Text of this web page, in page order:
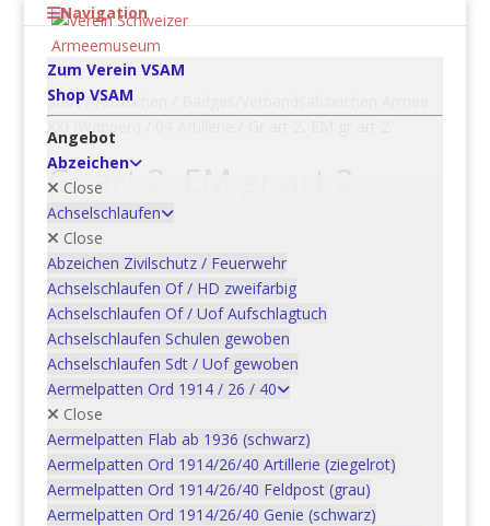
Navigation
Zum Verein VSAM
Shop VSAM
Angebot
Abzeichen
Close
Achselschlaufen
Close
Abzeichen Zivilschutz / Feuerwehr
Achselschlaufen Of / HD zweifarbig
Achselschlaufen Of / Uof Aufschlagtuch
Achselschlaufen Schulen gewoben
Achselschlaufen Sdt / Uof gewoben
Aermelpatten Ord 1914 / 26 / 40
Close
Aermelpatten Flab ab 1936 (schwarz)
Aermelpatten Ord 1914/26/40 Artillerie (ziegelrot)
Aermelpatten Ord 1914/26/40 Feldpost (grau)
Aermelpatten Ord 1914/26/40 Genie (schwarz)
Start/Abzeichen
XXI (Wappen)
Gr art 2, EM gr art 2
CHF5.00
Gr
art
2,
EM
gr
art
2
Menge
In den Warenkorb
Artikelnummer:15BAD4010B_S Kategorien:
Abzeichen,Badges/Verbandsabzeichen Armee XXI
(Wappen)